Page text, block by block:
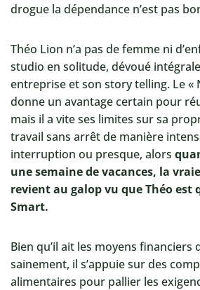
drogue la dépendance n’est pas
Théo Lion n’a pas de femme ni
studio en solitude, dévoué
entreprise et son story telling. Le «
donne un avantage certain pour
mais il a vite ses limites sur sa
travail sans arrêt de manière
interruption ou presque, alors
une semaine de vacances, la
revient au galop vu que Théo est
Smart.
Bien qu’il ait les moyens financiers
sainement, il s’appuie sur des
alimentaires pour pallier les